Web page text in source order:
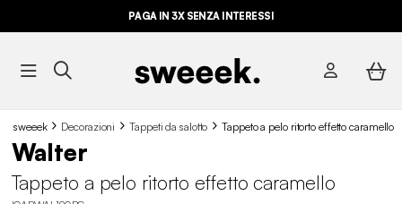
PAGA IN 3X SENZA INTERESSI
sweeek Decorazioni Tappeti da salotto Tappeto a pelo ritorto effetto caramello
Walter
Tappeto a pelo ritorto effetto caramello